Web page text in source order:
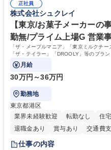
集職種 研究事務【フルリモート・時
き方について】フルリモートやハ
イフスタイルに応じた柔軟な働き
援します。 学歴・資格 学歴
正社員
株式会社シュクレイ
【東京/お菓子メーカーの
勤無/プライム上場G 営業
「ザ・メープルマニア」「東京ミルクチ
「ザ・テイラー」「DROOLY」等のブラ
ブランド商品の事務業務をお任せいたしま
月給
30万円～36万円
勤務地
東京都港区
業界未経験歓迎
転勤なし 住
退職金あり
賞与あり 交通費
仕事の内容